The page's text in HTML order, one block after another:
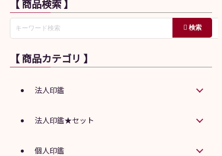
【 商品検索 】
【 商品カテゴリ 】
法人印鑑
法人印鑑★セット
個人印鑑